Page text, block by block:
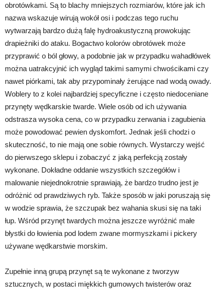
obrotówkami. Są to blachy mniejszych rozmiarów, które jak ich
nazwa wskazuje wirują wokół osi i podczas tego ruchu
wytwarzają bardzo dużą falę hydroakustyczną prowokując
drapieżniki do ataku. Bogactwo kolorów obrotówek może
przyprawić o ból głowy, a podobnie jak w przypadku wahadłówek
można uatrakcyjnić ich wygląd takimi samymi chwościkami czy
nawet piórkami, tak aby przypominały żerujące nad wodą owady.
Woblery to z kolei najbardziej specyficzne i często niedoceniane
przynęty wędkarskie twarde. Wiele osób od ich używania
odstrasza wysoka cena, co w przypadku zerwania i zagubienia
może powodować pewien dyskomfort. Jednak jeśli chodzi o
skuteczność, to nie mają one sobie równych. Wystarczy wejść
do pierwszego sklepu i zobaczyć z jaką perfekcją zostały
wykonane. Dokładne oddanie wszystkich szczegółów i
malowanie niejednokrotnie sprawiają, że bardzo trudno jest je
odróżnić od prawdziwych ryb. Także sposób w jaki poruszają się
w wodzie sprawia, że szczupak bez wahania skusi się na taki
łup. Wśród przynęt twardych można jeszcze wyróżnić małe
błystki do łowienia pod lodem zwane mormyszkami i pickery
używane wędkarstwie morskim.
Zupełnie inną grupą przynęt są te wykonane z tworzyw
sztucznych, w postaci miękkich gumowych twisterów oraz